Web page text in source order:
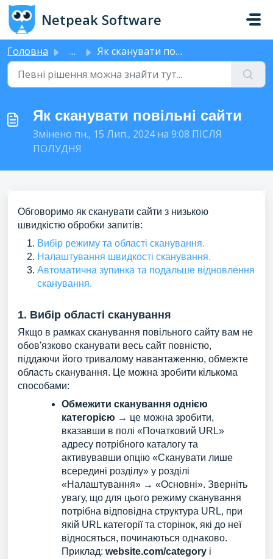
Перейти до головного вмісту
Netpeak Software
Головна ... Як сканувати повільні сайти
Як сканувати повільні сайти
Змінено пн., 15 Лип., 2024 на 9:08 ПІСЛЯ
ПОЛУДНЯ
Обговоримо як сканувати сайти з низькою
швидкістю обробки запитів:
Вибір режиму та області сканування.
Налаштування швидкості сканування.
Автоматична зупинка та подальше відновлення
сканування.
1. Вибір області сканування
Якщо в рамках сканування повільного сайту вам не
обов'язково сканувати весь сайт повністю,
піддаючи його тривалому навантаженню, обмежте
область сканування. Це можна зробити кількома
способами:
Обмежити сканування однією
категорією → це можна зробити,
вказавши в полі «Початковий URL»
адресу потрібного каталогу та
активувавши опцію «Сканувати лише
всередині розділу» у розділі
«Налаштування» → «Основні». Зверніть
увагу, що для цього режиму сканування
потрібна відповідна структура URL, при
якій URL категорії та сторінок, які до неї
відносяться, починаються однаково.
Приклад: website.com/category і